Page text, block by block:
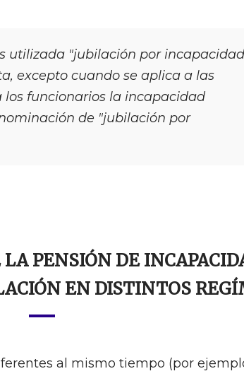
utilizada "jubilación por incapacidad
excepto cuando se aplica a las
los funcionarios la incapacidad
de "jubilación por
PENSIÓN DE
EN DISTINTOS
al mismo tiempo (por